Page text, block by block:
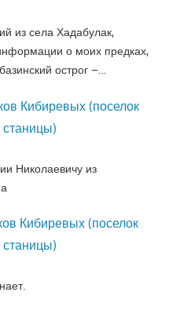
из села Хадабулак,
о моих предках,
острог –…
Кибиревых (поселок
Николаевичу из
Кибиревых (поселок